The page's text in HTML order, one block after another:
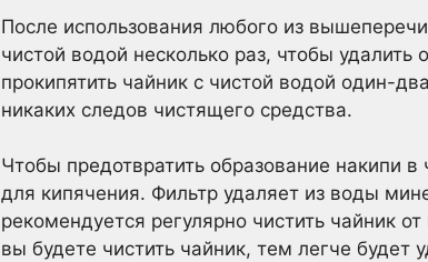
После использования любого из
чистой водой несколько раз, чтобы
прокипятить чайник с чистой водой один-
никаких следов чистящего средства.
Чтобы предотвратить образование накипи
для кипячения. Фильтр удаляет из воды
рекомендуется регулярно чистить чайник
вы будете чистить чайник, тем легче